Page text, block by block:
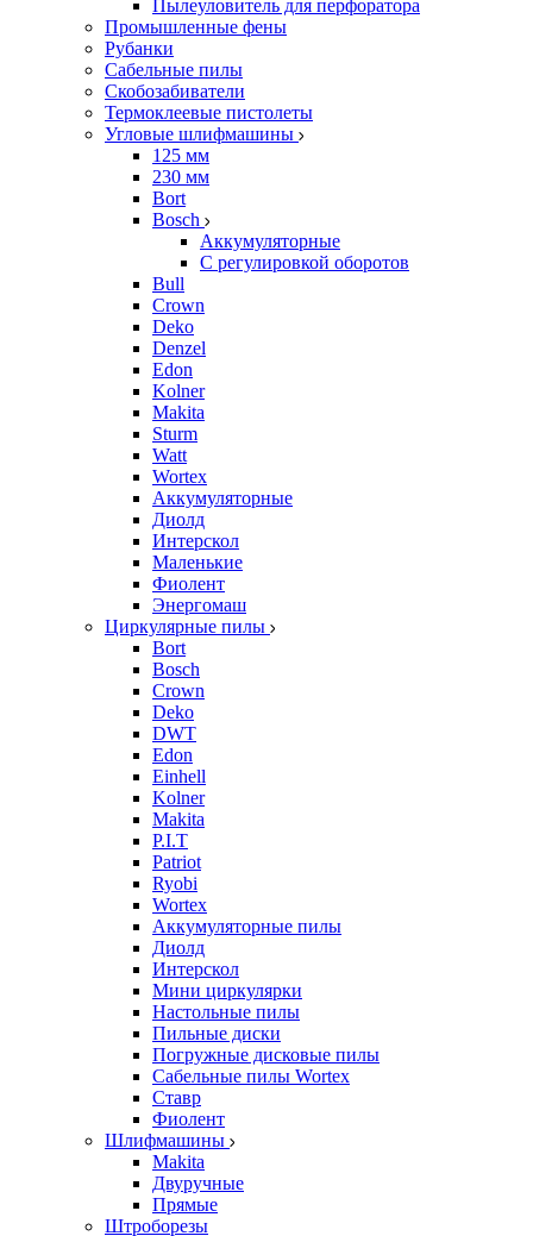
Пылеуловитель для перфоратора
Промышленные фены
Рубанки
Сабельные пилы
Скобозабиватели
Термоклеевые пистолеты
Угловые шлифмашины
125 мм
230 мм
Bort
Bosch
Аккумуляторные
С регулировкой оборотов
Bull
Crown
Deko
Denzel
Edon
Kolner
Makita
Sturm
Watt
Wortex
Аккумуляторные
Диолд
Интерскол
Маленькие
Фиолент
Энергомаш
Циркулярные пилы
Bort
Bosch
Crown
Deko
DWT
Edon
Einhell
Kolner
Makita
P.I.T
Patriot
Ryobi
Wortex
Аккумуляторные пилы
Диолд
Интерскол
Мини циркулярки
Настольные пилы
Пильные диски
Погружные дисковые пилы
Сабельные пилы Wortex
Ставр
Фиолент
Шлифмашины
Makita
Двуручные
Прямые
Штроборезы